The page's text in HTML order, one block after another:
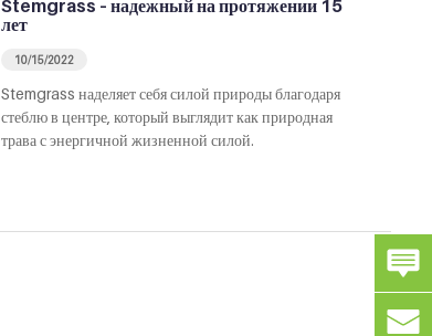
Stemgrass – надежный на протяжении 15
лет
10/15/2022
Stemgrass наделяет себя силой природы благодаря
стеблю в центре, который выглядит как природная
трава с энергичной жизненной силой.